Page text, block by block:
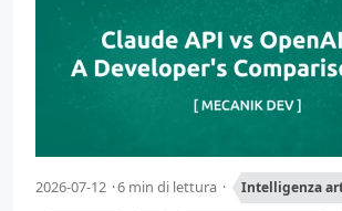
2026-07-12 6 min di lettura Intelligenza